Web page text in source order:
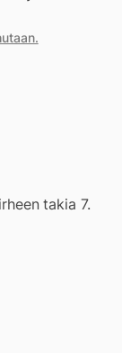
takia 7.